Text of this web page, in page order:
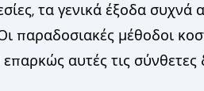
τα γενικά έξοδα
παραδοσιακές μέθοδοι
αυτές τις σύνθετες